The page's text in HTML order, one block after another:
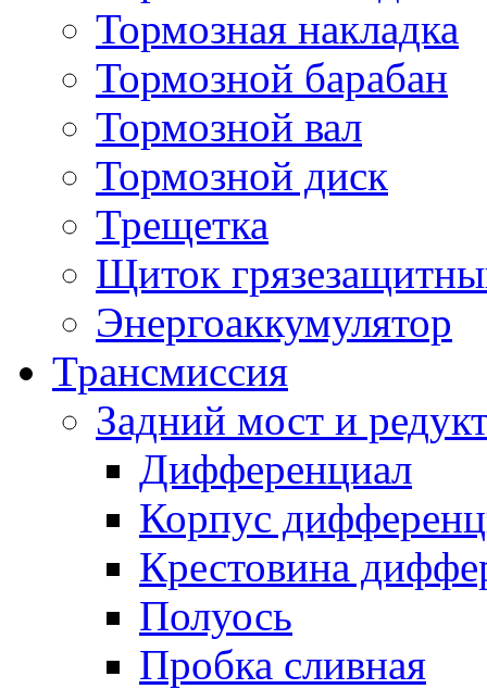
Тормозная накладка
Тормозной барабан
Тормозной вал
Тормозной диск
Трещетка
Щиток
Энергоаккумулятор
Трансмиссия
Задний мост и
Дифференциал
Корпус
Крестовина
Полуось
Пробка сливная